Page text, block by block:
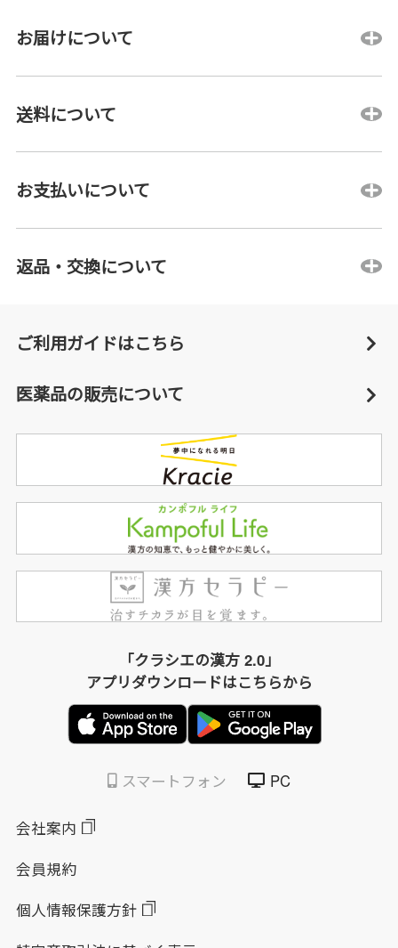
お届けについて
送料について
お支払いについて
返品・交換について
ご利用ガイドはこちら
医薬品の販売について
「クラシエの漢方 2.0」
アプリダウンロードはこちらから
スマートフォン PC
会社案内
会員規約
個人情報保護方針